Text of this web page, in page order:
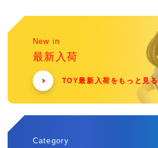
New in
最新入荷
TOY最新入荷をもっと見る
Category